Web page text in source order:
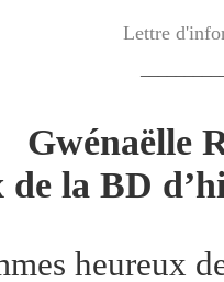
Lettre
Gwénaëlle
la BD
heureux